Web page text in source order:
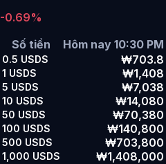
-0.69%
Số tiền
Hôm nay 10:30 PM
0.5 USDS ₩703.8
1 USDS ₩1,408
5 USDS ₩7,038
10 USDS ₩14,080
50 USDS ₩70,380
100 USDS ₩140,800
500 USDS ₩703,800
1,000 USDS ₩1,408,000